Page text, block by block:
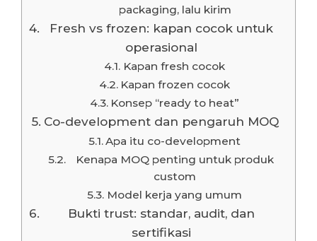
packaging, lalu kirim
Fresh vs frozen: kapan cocok untuk
operasional
Kapan fresh cocok
Kapan frozen cocok
Konsep “ready to heat”
Co-development dan pengaruh MOQ
Apa itu co-development
Kenapa MOQ penting untuk produk
custom
Model kerja yang umum
Bukti trust: standar, audit, dan
sertifikasi